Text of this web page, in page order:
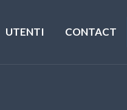
UTENTI CONTACT